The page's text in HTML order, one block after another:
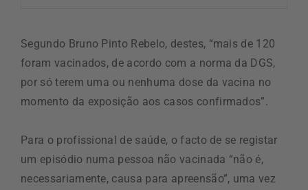
Segundo Bruno Pinto Rebelo, destes, “mais de 120
foram vacinados, de acordo com a norma da DGS,
por só terem uma ou nenhuma dose da vacina no
momento da exposição aos casos confirmados”.
Para o profissional de saúde, o facto de se registar
um episódio numa pessoa não vacinada “não é,
necessariamente, causa para apreensão”, uma vez